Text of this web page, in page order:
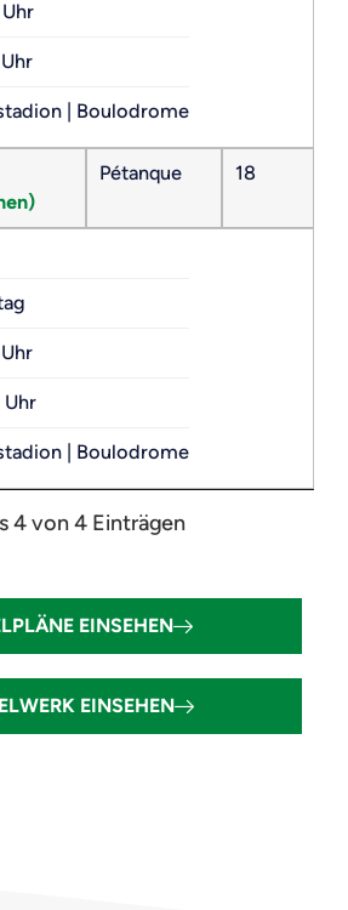
| Boulodrome
Pétanque 18
| Boulodrome
4 von 4 Einträgen
EINSEHEN
EINSEHEN